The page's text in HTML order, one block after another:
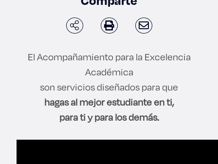
Derecho
Lo más buscado
El Acompañamiento para la Excelencia
Académica
son servicios diseñados para que
hagas al mejor estudiante en ti,
para ti y para los demás.